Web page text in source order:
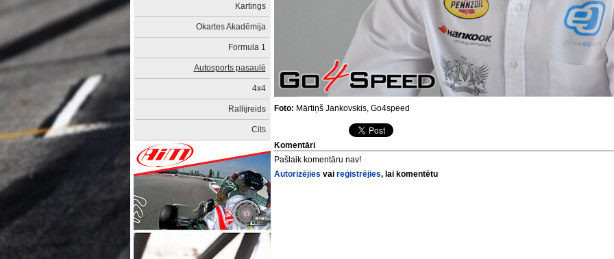
Kartings
Okartes Akadēmija
Formula 1
Autosports pasaulē
4x4
Rallijreids
Cits
Foto: Mārtiņš Jankovskis, Go4speed
Komentāri
Pašlaik komentāru nav!
Autorizējies vai reģistrējies, lai komentētu